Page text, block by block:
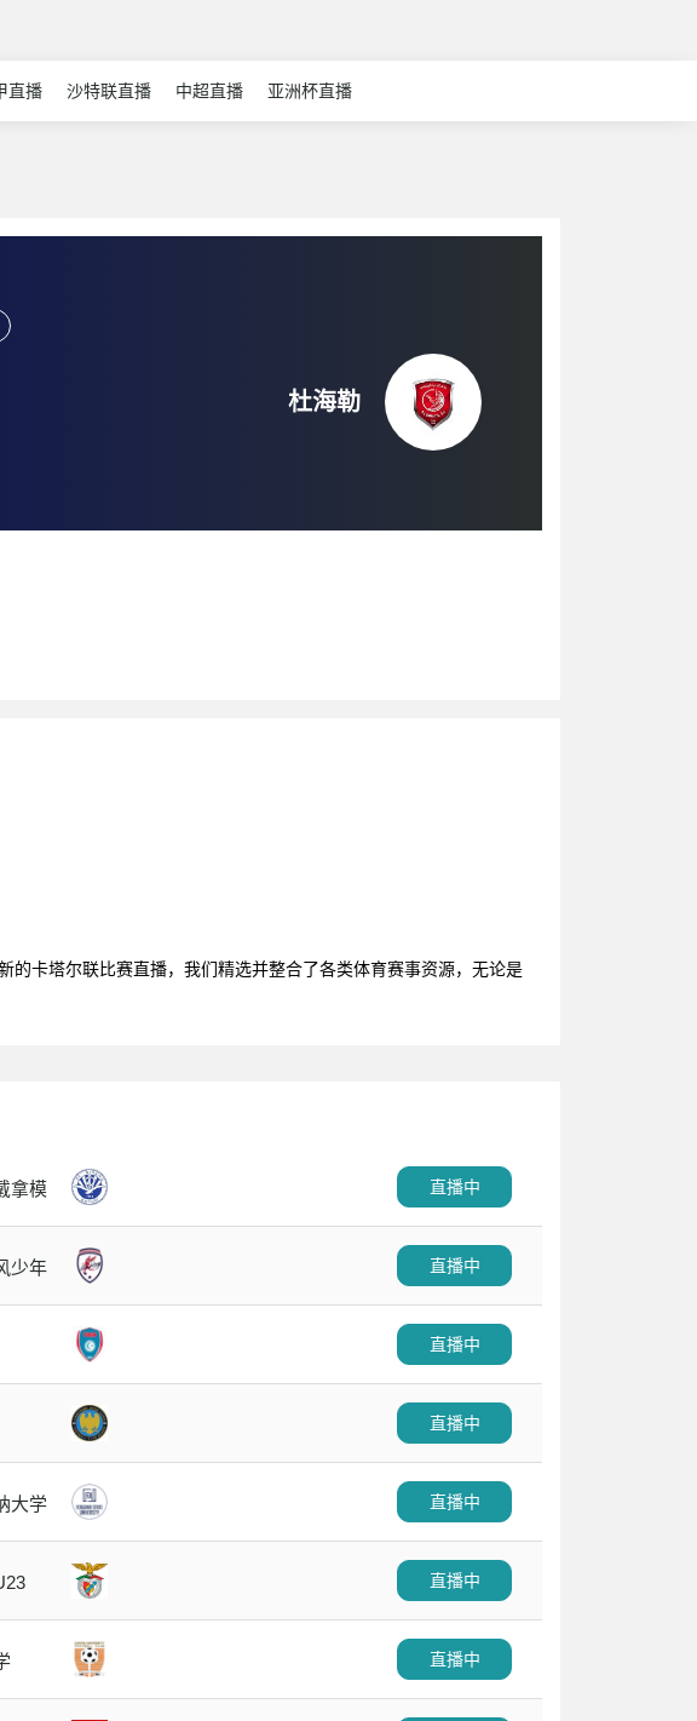
直播 沙特联直播 中超直播 亚洲杯直播
杜海勒
卡塔尔联比赛直播，我们精选并整合了各类体育赛事资源，无论是
拿模 直播中
少年 直播中
直播中
直播中
大学 直播中
直播中
直播中